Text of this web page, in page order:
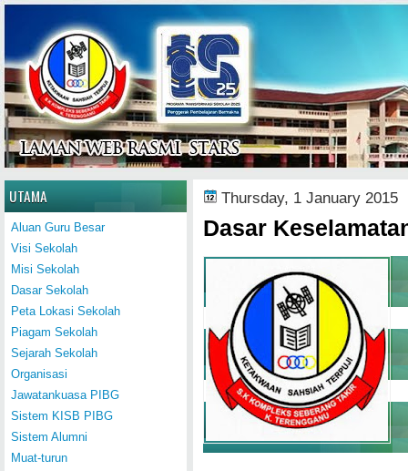
Home
Thursday, 1 January 2015
Dasar
UTAMA
Aluan Guru Besar
Visi Sekolah
Misi Sekolah
Dasar Sekolah
Peta Lokasi Sekolah
Piagam Sekolah
Sejarah Sekolah
Organisasi
Jawatankuasa PIBG
Sistem KISB PIBG
Sistem Alumni
Muat-turun